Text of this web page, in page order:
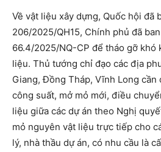
Về vật liệu xây dựng, Quốc hội đã
206/2025/QH15, Chính phủ đã
66.4/2025/NQ-CP để tháo gỡ khó
liệu. Thủ tướng chỉ đạo các địa
Giang, Đồng Tháp, Vĩnh Long cần
công suất, mở mỏ mới, điều
liệu giữa các dự án theo Nghị
mỏ nguyên vật liệu trực tiếp cho
lý, nhà thầu dự án, có nhu cầu là